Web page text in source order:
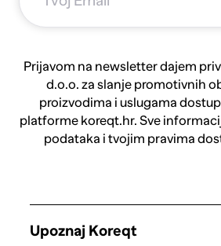
Prijavom na newsletter dajem
d.o.o. za slanje promotivnih
proizvodima i uslugama
platforme koreqt.hr. Sve
podataka i tvojim pravima
Upoznaj Koreqt